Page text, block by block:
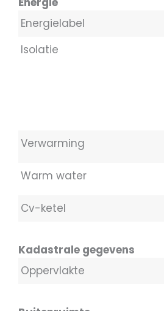
Energielabel
Isolatie
Verwarming
Warm water
Cv-ketel
Kadastrale gegevens
Oppervlakte